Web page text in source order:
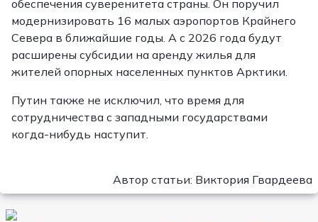
обеспечения суверенитета страны. Он поручил
модернизировать 16 малых аэропортов Крайнего
Севера в ближайшие годы. А с 2026 года будут
расширены субсидии на аренду жилья для
жителей опорных населенных пунктов Арктики.
Путин также не исключил, что время для
сотрудничества с западными государствами
когда-нибудь наступит.
Автор статьи: Виктория Гвардеева